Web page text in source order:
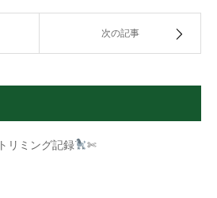
次の記事
トリミング記録 ✄